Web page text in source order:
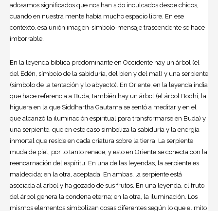
adosamos significados que nos han sido inculcados desde chicos,
cuando en nuestra mente había mucho espacio libre. En ese
contexto, esa unión imagen-símbolo-mensaje trascendente se hace
imborrable.
En la leyenda bíblica predominante en Occidente hay un árbol (el
del Edén, símbolo de la sabiduría, del bien y del mal) y una serpiente
(símbolo de la tentación y lo abyecto). En Oriente, en la leyenda india
que hace referencia a Buda, también hay un árbol (el árbol Bodhi, la
higuera en la que Siddhartha Gautama se sentó a meditar y en el
que alcanzó la iluminación espiritual para transformarse en Buda) y
una serpiente, que en este caso simboliza la sabiduría y la energía
inmortal que reside en cada criatura sobre la tierra. La serpiente
muda de piel, por lo tanto renace, y esto en Oriente se conecta con la
reencarnación del espíritu. En una de las leyendas, la serpiente es
maldecida; en la otra, aceptada. En ambas, la serpiente está
asociada al árbol y ha gozado de sus frutos. En una leyenda, el fruto
del árbol genera la condena eterna; en la otra, la iluminación. Los
mismos elementos simbolizan cosas diferentes según lo que el mito